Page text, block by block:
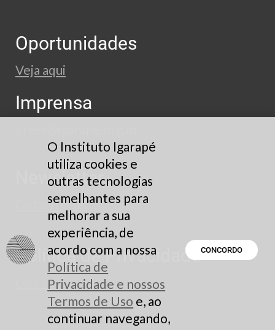
Oportunidades
Veja aqui
Imprensa
Newsletter
Cadastre-se
Política de Privacidade
Leia aqui
O Instituto Igarapé
utiliza cookies e
outras tecnologias
semelhantes para
melhorar a sua
experiência, de
acordo com a nossa
Política de
Privacidade e nossos
Termos de Uso e, ao
continuar navegando,
CONCORDO